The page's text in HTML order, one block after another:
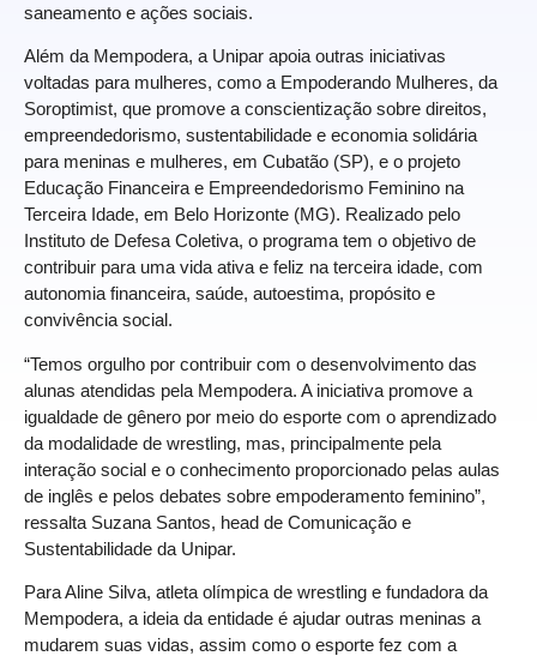
saneamento e ações sociais.
Além da Mempodera, a Unipar apoia outras iniciativas
voltadas para mulheres, como a Empoderando Mulheres, da
Soroptimist, que promove a conscientização sobre direitos,
empreendedorismo, sustentabilidade e economia solidária
para meninas e mulheres, em Cubatão (SP), e o projeto
Educação Financeira e Empreendedorismo Feminino na
Terceira Idade, em Belo Horizonte (MG). Realizado pelo
Instituto de Defesa Coletiva, o programa tem o objetivo de
contribuir para uma vida ativa e feliz na terceira idade, com
autonomia financeira, saúde, autoestima, propósito e
convivência social.
“Temos orgulho por contribuir com o desenvolvimento das
alunas atendidas pela Mempodera. A iniciativa promove a
igualdade de gênero por meio do esporte com o aprendizado
da modalidade de wrestling, mas, principalmente pela
interação social e o conhecimento proporcionado pelas aulas
de inglês e pelos debates sobre empoderamento feminino”,
ressalta Suzana Santos, head de Comunicação e
Sustentabilidade da Unipar.
Para Aline Silva, atleta olímpica de wrestling e fundadora da
Mempodera, a ideia da entidade é ajudar outras meninas a
mudarem suas vidas, assim como o esporte fez com a